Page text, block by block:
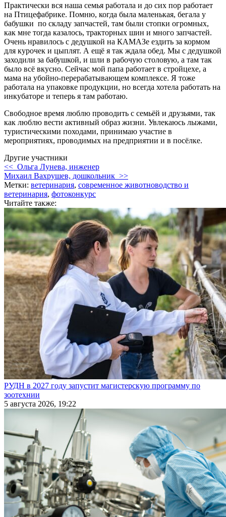
Практически вся наша семья работала и до сих пор работает
на Птицефабрике. Помню, когда была маленькая, бегала у
бабушки по складу запчастей, там были стопки огромных,
как мне тогда казалось, тракторных шин и много запчастей.
Очень нравилось с дедушкой на КАМАЗе ездить за кормом
для курочек и цыплят. А ещё я так ждала обед. Мы с дедушкой
заходили за бабушкой, и шли в рабочую столовую, а там так
было всё вкусно. Сейчас мой папа работает в стройцехе, а
мама на убойно-перерабатывающем комплексе. Я тоже
работала на упаковке продукции, но всегда хотела работать на
инкубаторе и теперь я там работаю.
Свободное время люблю проводить с семьёй и друзьями, так
как люблю вести активный образ жизни. Увлекаюсь лыжами,
туристическими походами, принимаю участие в
мероприятиях, проводимых на предприятии и в посёлке.
Другие участники
<< Ольга Лунева, инженер
Михаил Вахрушев, дошкольник >>
Метки: ветеринария, современное животноводство и
ветеринария, фотоконкурс
Читайте также:
РУДН в 2027 году запустит магистерскую программу по
зоотехнии
5 августа 2026, 19:22